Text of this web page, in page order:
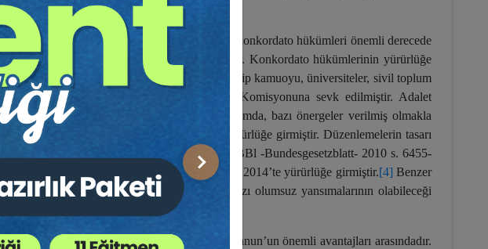
Sonraki
Değişiklik Yapılması Hakkında Kanun
ile konkordato hükümleri önemli derecede
ile birlikte derhal yürürlüğe girmiş olmasıdır. Konkordato hükümlerinin yürürlüğe
gerçekleşmiş ve tamamlanmasını müteakip kamuoyu, üniversiteler, sivil toplum
Başkanlığı’na sunulmuş ve derhal Adalet Komisyonuna sevk edilmiştir. Adalet
yapılmıştır. 28.02.2018 tarihli oturumda, bazı önergeler verilmiş olmakla
tarihinde yayımlanmış ve derhal yürürlüğe girmiştir. Düzenlemelerin tasarı
2010 yılında taslak olarak (vom 8.9.2010, BBl -Bundesgesetzblatt- 2010 s. 6455-
BBl 2010 s. 6455) kabul edilmiş ve 1 Ocak 2014’te yürürlüğe girmiştir.[4] Benzer
üç buçuk yıl sürmüştür. Bu hızın bazı olumsuz yansımalarının olabileceği
değişikliklerin de yapılması öngörülmektedir.
tarafından hazırlanması 7101 Sayılı Kanun’un önemli avantajları arasındadır.